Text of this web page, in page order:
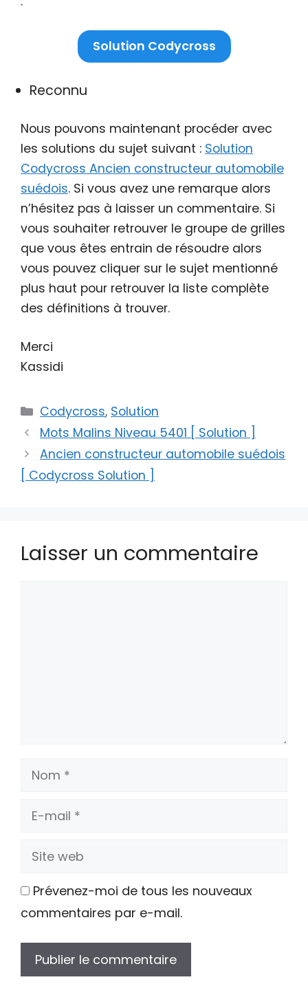
Solution Codycross
Reconnu
Nous pouvons maintenant procéder avec
les solutions du sujet suivant : Solution
Codycross Ancien constructeur automobile
suédois. Si vous avez une remarque alors
n’hésitez pas à laisser un commentaire. Si
vous souhaiter retrouver le groupe de grilles
que vous êtes entrain de résoudre alors
vous pouvez cliquer sur le sujet mentionné
plus haut pour retrouver la liste complète
des définitions à trouver.
Merci
Kassidi
Catégories
Codycross, Solution
Mots Malins Niveau 5401 [ Solution ]
Ancien constructeur automobile suédois
[ Codycross Solution ]
Laisser un commentaire
Nom
E-
Site
Prévenez-moi de tous les nouveaux
commentaires par e-mail.